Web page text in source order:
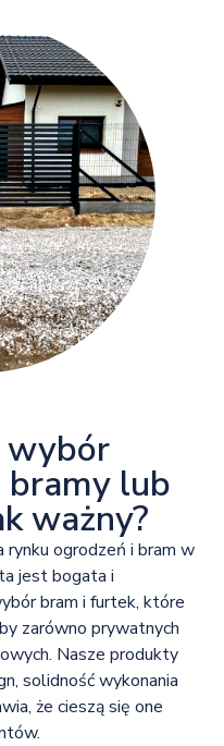
wybór
lub
ważny?
rynku ogrodzeń i bram w
jest bogata i
bram i furtek, które
zarówno prywatnych
Nasze produkty
solidność wykonania
że cieszą się one